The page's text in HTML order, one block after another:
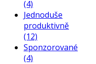
(4)
Jednoduše
produktivně
(12)
Sponzorované
(4)